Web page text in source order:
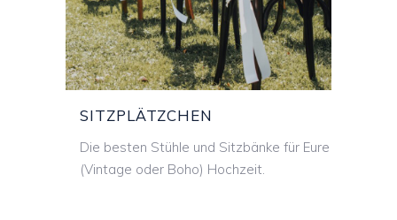
SITZPLÄTZCHEN
SITZPLÄTZCHEN
Die besten Stühle und Sitzbänke für Eure
(Vintage oder Boho) Hochzeit.